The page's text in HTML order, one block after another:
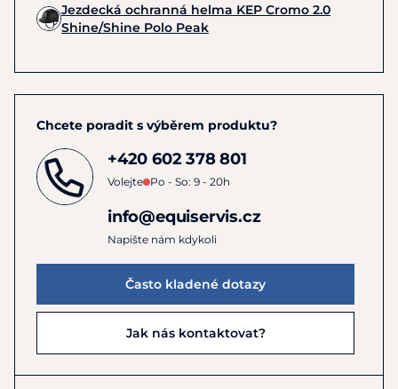
Jezdecká ochranná helma KEP Cromo 2.0
Shine/Shine Polo Peak
Chcete poradit s výběrem produktu?
+420 602 378 801
Volejte Po - So: 9 - 20h
info@equiservis.cz
Napište nám kdykoli
Často kladené dotazy
Jak nás kontaktovat?